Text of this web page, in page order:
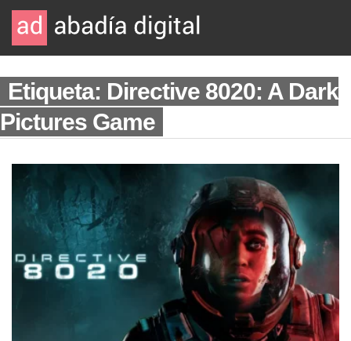
Etiqueta: Directive 8020: A Dark
Pictures Game